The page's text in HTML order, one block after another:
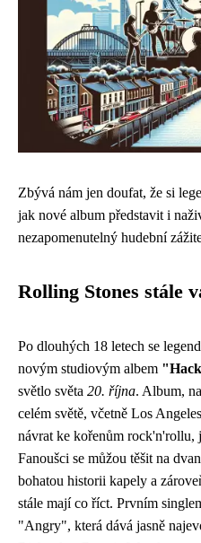
Zbývá nám jen doufat, že si
jak nové album představit i
nezapomenutelný hudební
Rolling Stones stále
Po dlouhých 18 letech se
novým studiovým albem
světlo světa 20. října. Album,
celém světě, včetně Los
návrat ke kořenům rock'n'rollu,
Fanoušci se můžou těšit na
bohatou historii kapely a
stále mají co říct. Prvním
"Angry", která dává jasně